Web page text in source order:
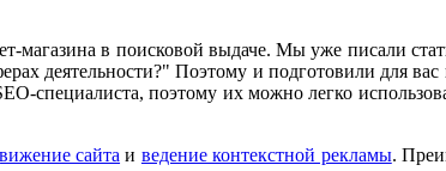
магазина в поисковой выдаче. Мы уже писали
деятельности?" Поэтому и подготовили для
специалиста, поэтому их можно легко
сайта и ведение контекстной рекламы.